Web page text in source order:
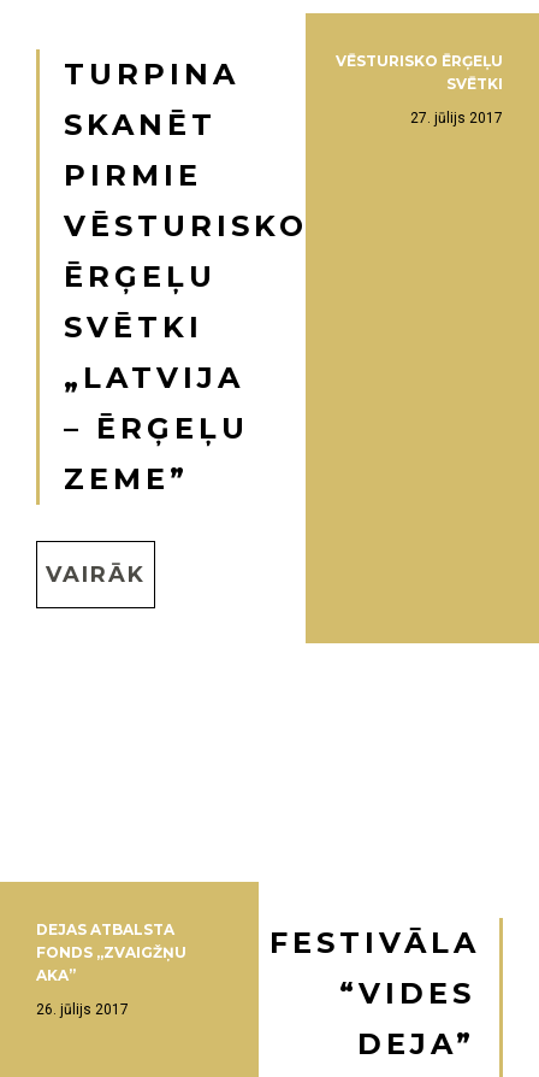
TURPINA
SKANĒT
PIRMIE
VĒSTURISKO
ĒRĢEĻU
SVĒTKI
„LATVIJA
– ĒRĢEĻU
ZEME”
VAIRĀK
VĒSTURISKO ĒRĢEĻU
SVĒTKI
27. jūlijs 2017
DEJAS ATBALSTA
FONDS „ZVAIGŽŅU
AKA”
26. jūlijs 2017
FESTIVĀLA
“VIDES
DEJA”